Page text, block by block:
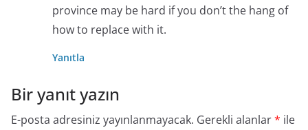
province may be hard if you don’t the hang of
how to replace with it.
Yanıtla
Bir yanıt yazın
E-posta adresiniz yayınlanmayacak. Gerekli alanlar* ile